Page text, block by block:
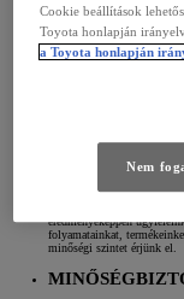
MINŐSÉG A
Közel 100 éves
szolgáltatások nyújtása
eredményeképpen
folyamatainkat,
minőségi szintet érjünk el.
Cookie beállítások
Toyota honlapján
a Toyota honlapján
Nem